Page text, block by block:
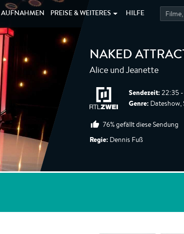
AUFNAHMEN PREISE & WEITERES HILFE
NAKED
Alice und Jeanette
Sendezeit: 22:35
Genre: Dateshow,
76% gefällt diese Sendung
Regie: Dennis Fuß